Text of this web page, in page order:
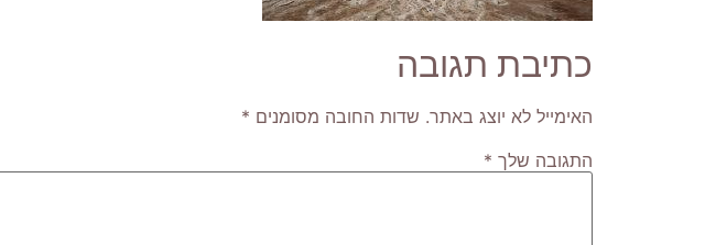
כתיבת תגובה
האימייל לא יוצג באתר. שדות החובה מסומנים *
התגובה שלך *